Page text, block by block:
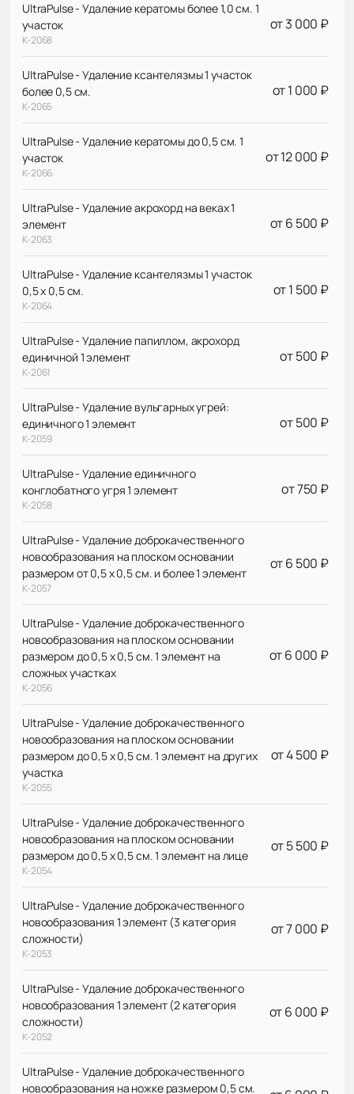
UltraPulse - Удаление кератомы более 1,0 см. 1
участок
К-2068
от 3 000 ₽
UltraPulse - Удаление ксантелязмы 1 участок
более 0,5 см.
К-2065
от 1 000 ₽
UltraPulse - Удаление кератомы до 0,5 см. 1
участок
К-2066
от 12 000 ₽
UltraPulse - Удаление акрохорд на веках 1
элемент
К-2063
от 6 500 ₽
UltraPulse - Удаление ксантелязмы 1 участок
0,5 х 0,5 см.
К-2064
от 1 500 ₽
UltraPulse - Удаление папиллом, акрохорд
единичной 1 элемент
К-2061
от 500 ₽
UltraPulse - Удаление вульгарных угрей:
единичного 1 элемент
К-2059
от 500 ₽
UltraPulse - Удаление единичного
конглобатного угря 1 элемент
К-2058
от 750 ₽
UltraPulse - Удаление доброкачественного
новообразования на плоском основании
размером от 0,5 х 0,5 см. и более 1 элемент
К-2057
от 6 500 ₽
UltraPulse - Удаление доброкачественного
новообразования на плоском основании
размером до 0,5 х 0,5 см. 1 элемент на
сложных участках
К-2056
от 6 000 ₽
UltraPulse - Удаление доброкачественного
новообразования на плоском основании
размером до 0,5 х 0,5 см. 1 элемент на других
участка
К-2055
от 4 500 ₽
UltraPulse - Удаление доброкачественного
новообразования на плоском основании
размером до 0,5 х 0,5 см. 1 элемент на лице
К-2054
от 5 500 ₽
UltraPulse - Удаление доброкачественного
новообразования 1 элемент (3 категория
сложности)
К-2053
от 7 000 ₽
UltraPulse - Удаление доброкачественного
новообразования 1 элемент (2 категория
сложности)
К-2052
от 6 000 ₽
UltraPulse - Удаление доброкачественного
новообразования на ножке размером 0,5 см.